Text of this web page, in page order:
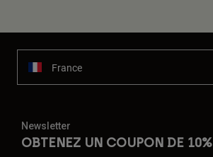
France
Newsletter
OBTENEZ UN COUPON DE 10%